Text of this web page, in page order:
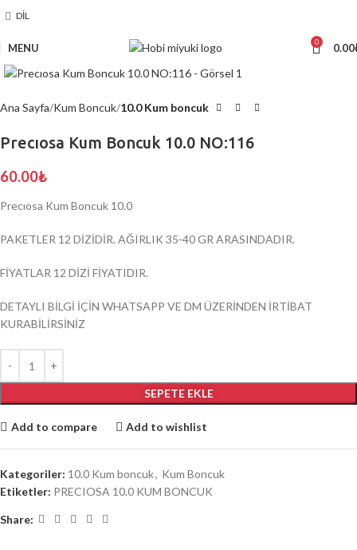
DIL
MENU 0 0.00
Ana Sayfa Kum Boncuk 10.0 Kum boncuk
Precıosa Kum Boncuk 10.0 NO:116
60.00₺
Precıosa Kum Boncuk 10.0
PAKETLER 12 DİZİDİR. AĞIRLIK 35-40 GR ARASINDADIR.
FİYATLAR 12 DİZİ FİYATIDIR.
DETAYLI BİLGİ İÇİN WHATSAPP VE DM ÜZERİNDEN İRTİBAT
KURABİLİRSİNİZ
SEPETE EKLE
Add to compare Add to wishlist
Kategoriler: 10.0 Kum boncuk, Kum Boncuk
Etiketler: PRECIOSA 10.0 KUM BONCUK
Share: